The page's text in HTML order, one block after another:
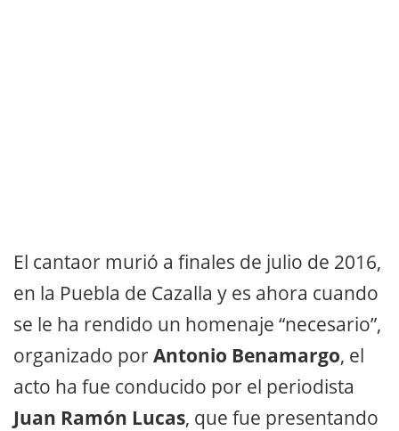
El cantaor murió a finales de julio de 2016,
en la Puebla de Cazalla y es ahora cuando
se le ha rendido un homenaje “necesario”,
organizado porAntonio Benamargo, el
acto ha fue conducido por el periodista
Juan Ramón Lucas, que fue presentando